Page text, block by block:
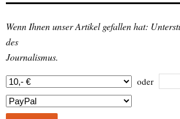
Wenn Ihnen unser Artikel gefallen hat:
des
Journalismus.
oder